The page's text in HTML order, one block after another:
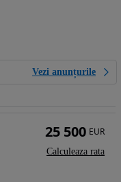
Vezi anunțurile
25 500 EUR
Calculeaza rata